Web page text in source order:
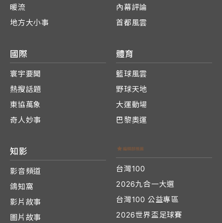
暖流
地方大小事
內幕評論
首都風雲
國際
寰宇要聞
熱搜話題
東協萬象
奇人妙事
體育
籃球風雲
野球天地
大運動場
巴黎奧運
知影
影音頻道
鴿知窩
影片故事
圖片故事
台灣100
2026九合一大選
台灣100 公益專區
2026世界盃足球賽